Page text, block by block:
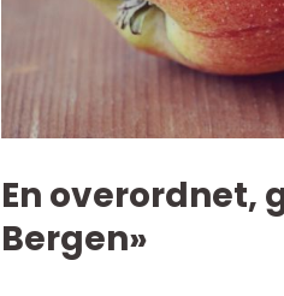
En overordnet,
Bergen»